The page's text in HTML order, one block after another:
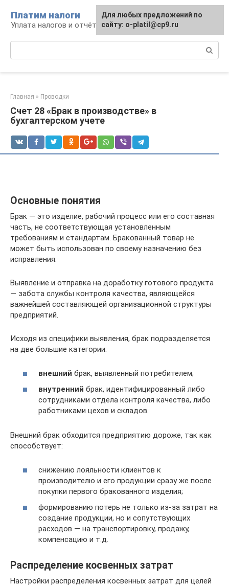
контенту
Платим налоги
Уплата налогов и отчётность
Главная » Проводки
Счет 28 «Брак в производстве» в
бухгалтерском учете
Основные понятия
Брак — это изделие, рабочий процесс или его составная
часть, не соответствующая установленным
требованиям и стандартам. Бракованный товар не
может быть использован по своему назначению без
исправления.
Выявление и отправка на доработку готового продукта
— забота службы контроля качества, являющейся
важнейшей составляющей организационной структуры
предприятий.
Исходя из специфики выявления, брак подразделяется
на две большие категории:
внешний брак, выявленный потребителем;
внутренний брак, идентифицированный либо
сотрудниками отдела контроля качества, либо
работниками цехов и складов.
Внешний брак обходится предприятию дороже, так как
способствует:
снижению лояльности клиентов к
производителю и его продукции сразу же после
покупки первого бракованного изделия;
формированию потерь не только из-за затрат на
создание продукции, но и сопутствующих
расходов — на транспортировку, продажу,
компенсацию и т.д.
Распределение косвенных затрат
Настройки распределения косвенных затрат для целей
Для любых предложений по
сайту: o-platil@cp9.ru